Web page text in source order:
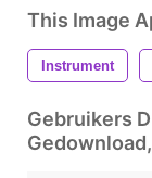
This Image
Instrument
Gebruikers